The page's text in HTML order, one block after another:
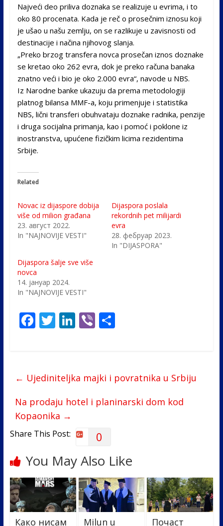
Najveći deo priliva doznaka se realizuje u evrima, i to
oko 80 procenata. Kada je reč o prosečnim iznosu koji
je ušao u našu zemlju, on se razlikuje u zavisnosti od
destinacije i načina njihovog slanja.
„Preko brzog transfera novca prosečan iznos doznake
se kretao oko 262 evra, dok je preko računa banaka
znatno veći i bio je oko 2.000 evra“, navode u NBS.
Iz Narodne banke ukazuju da prema metodologiji
platnog bilansa MMF-a, koju primenjuje i statistika
NBS, lični transferi obuhvataju doznake radnika, penzije
i druga socijalna primanja, kao i pomoć i poklone iz
inostranstva, upućene fizičkim licima rezidentima
Srbije.
Related
Novac iz dijaspore dobija
više od milion građana
23. август 2022.
In "NAJNOVIJE VESTI"
Dijaspora poslala
rekordnih pet milijardi
evra
28. фебруар 2023.
In "DIJASPORA"
Dijaspora šalje sve više
novca
14. јануар 2024.
In "NAJNOVIJE VESTI"
F
ac
o
o
k
T
w
Li
n
dI
n
Vi
b
S
← Ujediniteljka majki i povratnika u Srbiju
Na prodaju hotel i planinarski dom kod
Kopaonika →
Share This Post: 0
You May Also Like
Како нисам Milun u Почаст